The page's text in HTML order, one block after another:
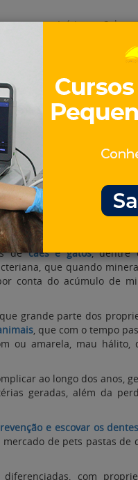
Início Sobre
Equinos
e gatos
de cães e gatos, dentre
que quando
conta do acúmulo de
grande parte dos
, que com o tempo
ou amarela, mau hálito,
ao longo dos anos,
geradas, além da
e escovar os dentes
de pets pastas de
com